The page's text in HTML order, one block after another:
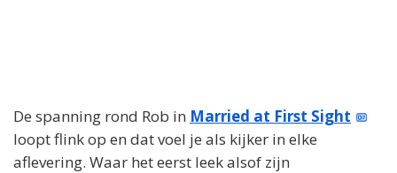
De spanning rond Rob in Married at First Sight
loopt flink op en dat voel je als kijker in elke
aflevering. Waar het eerst leek alsof zijn